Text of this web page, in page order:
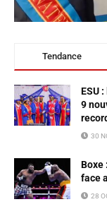
Tendance
ESU
9
30
Boxe
face
28